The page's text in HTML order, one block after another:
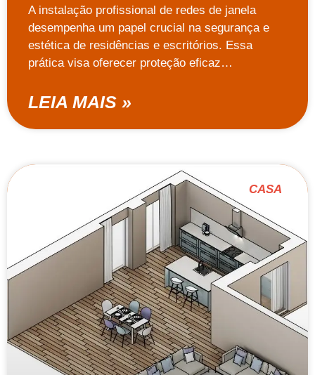
A instalação profissional de redes de janela
desempenha um papel crucial na segurança e
estética de residências e escritórios. Essa
prática visa oferecer proteção eficaz…
LEIA MAIS »
CASA